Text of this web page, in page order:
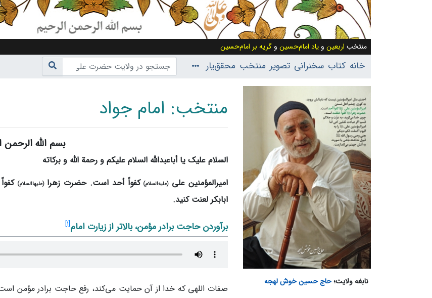
منتخب اربعین و یاد امام‌حسین و گریه بر امام‌حسین
خانه کتاب سخنرانی تصویر منتخب محقق‌یار
منتخب: امام جواد
بسم الله الرحمن
السلام علیک یا أباعبدالله السلام علیکم و رحمة‌ الله و برکاته
امیرالمؤمنین علی(علیه‌السلام)کفواً أحد است. حضرت‌ زهرا(علیهاالسلام)
ابابکر لعنت کنید.
برآوردن حاجت برادر مؤمن، بالاتر از زیارت امام[۱]
صفات‌ اللهی که خدا از آن حمایت می‌کند، رفع حاجت برادر مؤمن
نابغه ولایت؛حاج حسین خوش لهجه